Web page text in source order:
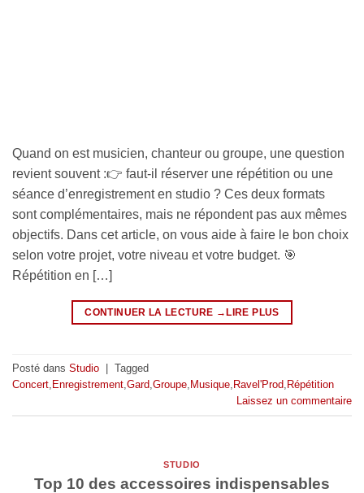
Quand on est musicien, chanteur ou groupe, une question
revient souvent :👉 faut-il réserver une répétition ou une
séance d’enregistrement en studio ? Ces deux formats
sont complémentaires, mais ne répondent pas aux mêmes
objectifs. Dans cet article, on vous aide à faire le bon choix
selon votre projet, votre niveau et votre budget. 🎯
Répétition en […]
CONTINUER LA LECTURE →
Posté dans Studio | Tagged
Concert Enregistrement Gard Groupe Musique Ravel'Prod Répétition
Laissez un commentaire
STUDIO
Top 10 des accessoires indispensables